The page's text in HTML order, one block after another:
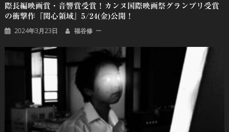
際長編映画賞・音響賞受賞！カンヌ国際映画祭グランプリ受賞
の衝撃作『関心領域』5/24(金)公開！
2024年3月23日 福谷修